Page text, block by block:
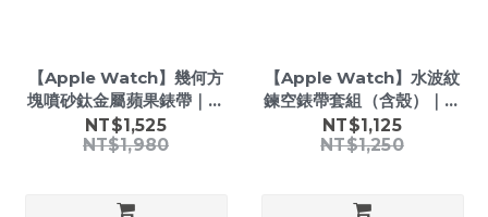
【Apple Watch】幾何方
塊噴砂鈦金屬蘋果錶帶｜個
性鍊節設計｜Apple
Watch 全系列適用
NT$1,525
NT$1,980
【Apple Watch】水波紋
鍊空錶帶套組（含殼）｜輕
奢金屬鍊帶｜Apple
Watch 專用配件
NT$1,125
NT$1,250